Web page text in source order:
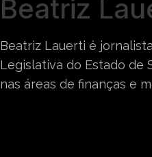
Beatriz
Beatriz Lauerti é
Legislativa do Estado de
nas áreas de finanças e